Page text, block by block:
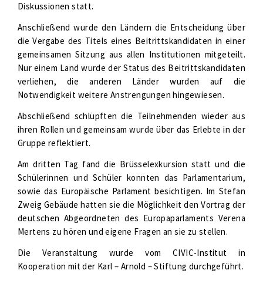
Diskussionen statt.
Anschließend wurde den Ländern die Entscheidung über
die Vergabe des Titels eines Beitrittskandidaten in einer
gemeinsamen Sitzung aus allen Institutionen mitgeteilt.
Nur einem Land wurde der Status des Beitrittskandidaten
verliehen, die anderen Länder wurden auf die
Notwendigkeit weitere Anstrengungen hingewiesen.
Abschließend schlüpften die Teilnehmenden wieder aus
ihren Rollen und gemeinsam wurde über das Erlebte in der
Gruppe reflektiert.
Am dritten Tag fand die Brüsselexkursion statt und die
Schülerinnen und Schüler konnten das Parlamentarium,
sowie das Europäische Parlament besichtigen. Im Stefan
Zweig Gebäude hatten sie die Möglichkeit den Vortrag der
deutschen Abgeordneten des Europaparlaments Verena
Mertens zu hören und eigene Fragen an sie zu stellen.
Die Veranstaltung wurde vom CIVIC-Institut in
Kooperation mit der Karl – Arnold – Stiftung durchgeführt.